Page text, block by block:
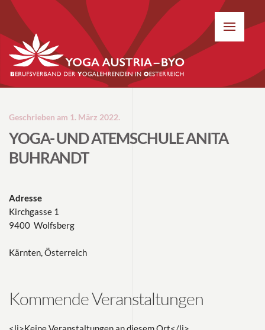
Geschrieben am 1. März 2022.
YOGA- UND ATEMSCHULE ANITA
BUHRANDT
Adresse
Kirchgasse 1
9400 Wolfsberg
Kärnten, Österreich
Kommende Veranstaltungen